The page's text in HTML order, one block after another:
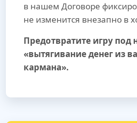
в нашем Договоре
не изменится внезапно в
Предотвратите игру под
«вытягивание денег из
кармана».